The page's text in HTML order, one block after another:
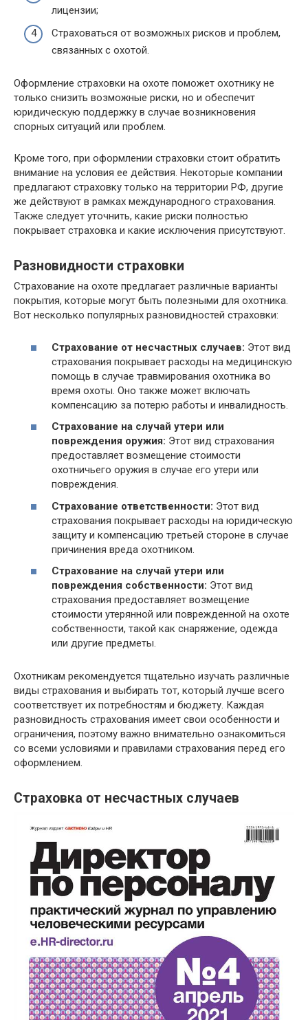
лицензии;
Страховаться от возможных рисков и проблем,
связанных с охотой.
Оформление страховки на охоте поможет охотнику не
только снизить возможные риски, но и обеспечит
юридическую поддержку в случае возникновения
спорных ситуаций или проблем.
Кроме того, при оформлении страховки стоит обратить
внимание на условия ее действия. Некоторые компании
предлагают страховку только на территории РФ, другие
же действуют в рамках международного страхования.
Также следует уточнить, какие риски полностью
покрывает страховка и какие исключения присутствуют.
Разновидности страховки
Страхование на охоте предлагает различные варианты
покрытия, которые могут быть полезными для охотника.
Вот несколько популярных разновидностей страховки:
Страхование от несчастных случаев: Этот вид
страхования покрывает расходы на медицинскую
помощь в случае травмирования охотника во
время охоты. Оно также может включать
компенсацию за потерю работы и инвалидность.
Страхование на случай утери или
повреждения оружия: Этот вид страхования
предоставляет возмещение стоимости
охотничьего оружия в случае его утери или
повреждения.
Страхование ответственности: Этот вид
страхования покрывает расходы на юридическую
защиту и компенсацию третьей стороне в случае
причинения вреда охотником.
Страхование на случай утери или
повреждения собственности: Этот вид
страхования предоставляет возмещение
стоимости утерянной или поврежденной на охоте
собственности, такой как снаряжение, одежда
или другие предметы.
Охотникам рекомендуется тщательно изучать различные
виды страхования и выбирать тот, который лучше всего
соответствует их потребностям и бюджету. Каждая
разновидность страхования имеет свои особенности и
ограничения, поэтому важно внимательно ознакомиться
со всеми условиями и правилами страхования перед его
оформлением.
Страховка от несчастных случаев